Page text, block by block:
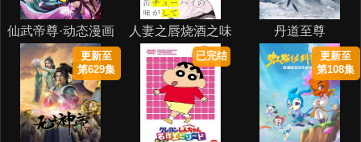
仙武帝尊·动态漫画 人妻之唇烧酒之味 丹道至尊
更新至
第629集
已完结
更新至
第108集